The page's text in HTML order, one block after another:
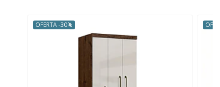
OFERTA -30%